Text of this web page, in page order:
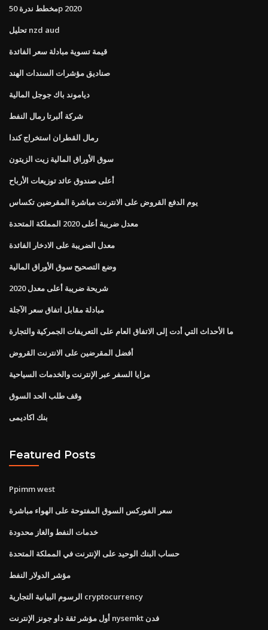
مخطط ندرة 50p 2020
تحليل nzd aud
قيمة تسوية مبادلة سعر الفائدة
صناديق مؤشرات السندات الهند
دياموند باك جوجل المالية
شركة ألبرتا رمال النفط
رمال القطران استخراج كندا
سوق الأوراق المالية زيت الزيتون
أعلى صندوق عائد توزيعات الأرباح
يوم الدفع القروض على الانترنت مباشرة المقرضين تكساس
معدل ضريبة أعلى 2020 المملكة المتحدة
معدل الضريبة على الادخار الفائدة
وضع التصحيح سوق الأوراق المالية
شريحة ضريبة أعلى معدل 2020
مبادلة مقابل اتفاق سعر الآجلة
ما الأحداث التي أدت إلى الاتفاق العام على التعريفات الجمركية والتجارة
أفضل المقرضين على الانترنت القروض
مزايا السفر عبر الإنترنت والخدمات السياحية
وقف طلب الحد السوق
بنك اكاديمى
Featured Posts
Ppimm west
سعر الفوركس السوق المفتوحة على الهواء مباشرة
خدمات النفط والغاز محدودة
حساب البنك الوحيد على الإنترنت في المملكة المتحدة
مؤشر الدولار النفط
الرسوم البيانية التجارية cryptocurrency
أول مؤشر ثقة داو جونز الإنترنت nysemkt فدن